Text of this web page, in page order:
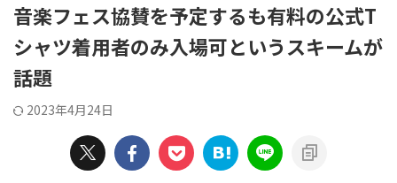
音楽フェス協賛を予定するも有料の公式T
シャツ着用者のみ入場可というスキームが
話題
2023年4月24日